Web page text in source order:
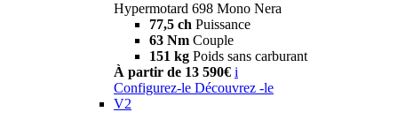
Hypermotard 698 Mono Nera
77,5 ch Puissance
63 Nm Couple
151 kg Poids sans carburant
À partir de 13 590€ i
Configurez-le Découvrez -le
V2